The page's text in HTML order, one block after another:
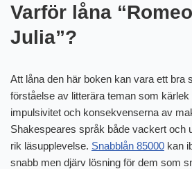
Varför låna
Julia”?
Att låna den här boken kan vara ett bra
förståelse av litterära teman som
impulsivitet och konsekvenserna av
Shakespeares språk både vackert och
rik läsupplevelse. Snabblån 85000 kan
snabb men djärv lösning för dem som